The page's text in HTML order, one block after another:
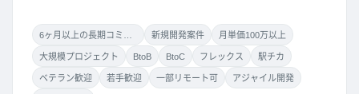
新規開発案件 月単価100万以上
大規模プロジェクト BtoB BtoC フレックス 駅チカ
ベテラン歓迎 若手歓迎 一部リモート可 アジャイル開発